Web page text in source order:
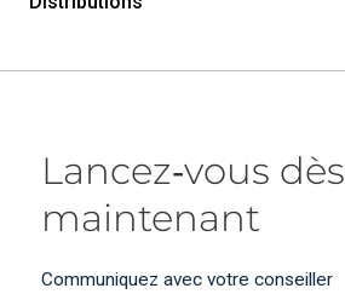
Lancez‑vous dès
maintenant
Communiquez avec votre conseiller